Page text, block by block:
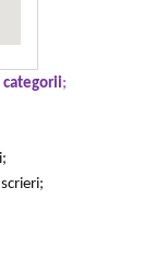
categorii;